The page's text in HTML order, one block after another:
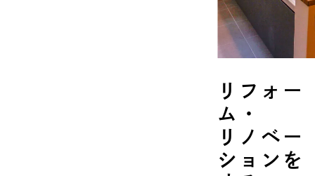
リフォー
ム・
リノベー
ションを